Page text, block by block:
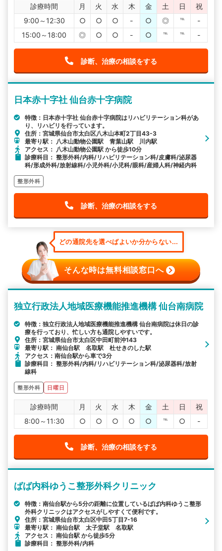
診療時間 月 火 水 木 金 土 日
祝
9:00～12:30
○ ○ ○ - ○ ◎ ℡
-
15:00～18:00
◎ ○ ○ - ○ ℡ ℡ -
診断、治療の相談をする
日本赤十字社 仙台赤十字病院
特徴：日本赤十字社 仙台赤十字病院はリハビリテーション科があ
り、リハビリを行っています。
住所：宮城県仙台市太白区八木山本町2丁目43-3
最寄り駅： 八木山動物公園駅 青葉山駅 川内駅
アクセス： 八木山動物公園駅 から徒歩10分
診療科目： 整形外科/内科/リハビリテーション科/皮膚科/泌尿器
科/形成外科/放射線科/小児外科/小児科/眼科/産婦人科/神経内科
整形外科
診断、治療の相談をする
どの通院先を選べばよいか分からない...
そんな時は無料相談窓口へ
独立行政法人地域医療機能推進機構 仙台南病院
特徴：独立行政法人地域医療機能推進機構 仙台南病院は休日の診
療を行っており、忙しい方も通院しやすいです。
住所：宮城県仙台市太白区中田町前沖143
最寄り駅： 南仙台駅 名取駅 杜せきのした駅
アクセス：南仙台駅から車で3分
診療科目： 整形外科/内科/リハビリテーション科/泌尿器科/放射
線科
整形外科 日曜日
診療時間 月 火 水 木 金 土 日
祝
8:00～11:30
○ ○ ○ ○ ○ ℡ ○ -
診断、治療の相談をする
ばば内科ゆうこ整形外科クリニック
特徴：南仙台駅から5分の距離に位置しているばば内科ゆうこ整形
外科クリニックはアクセスがしやすくて便利です。
住所：宮城県仙台市太白区中田5丁目7-16
最寄り駅： 南仙台駅 太子堂駅 名取駅
アクセス： 南仙台駅 から徒歩5分
診療科目： 整形外科/内科